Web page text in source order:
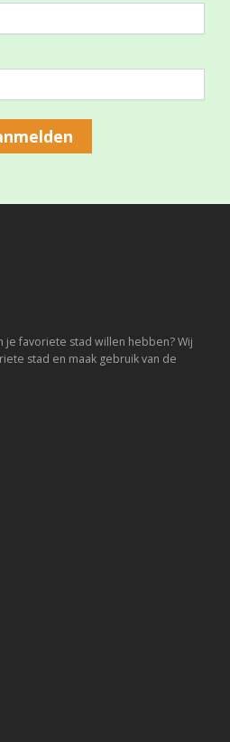
je favoriete stad willen hebben? Wij
stad en maak gebruik van de